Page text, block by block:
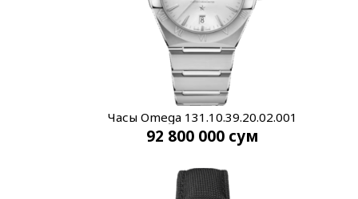
Часы Omega 131.10.39.20.02.001
92 800 000 сум